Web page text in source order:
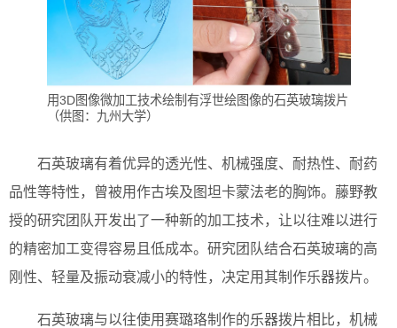
用3D图像微加工技术绘制有浮世绘图像的石英玻璃拨片
（供图：九州大学）
石英玻璃有着优异的透光性、机械强度、耐热性、耐药
品性等特性，曾被用作古埃及图坦卡蒙法老的胸饰。藤野教
授的研究团队开发出了一种新的加工技术，让以往难以进行
的精密加工变得容易且低成本。研究团队结合石英玻璃的高
刚性、轻量及振动衰减小的特性，决定用其制作乐器拨片。
石英玻璃与以往使用赛璐珞制作的乐器拨片相比，机械